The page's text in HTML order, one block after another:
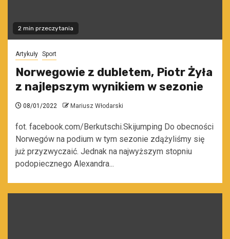
2 min przeczytania
Artykuły Sport
Norwegowie z dubletem, Piotr Żyła
z najlepszym wynikiem w sezonie
08/01/2022 Mariusz Włodarski
fot. facebook.com/Berkutschi.Skijumping Do obecności
Norwegów na podium w tym sezonie zdążyliśmy się
już przyzwyczaić. Jednak na najwyższym stopniu
podopiecznego Alexandra...